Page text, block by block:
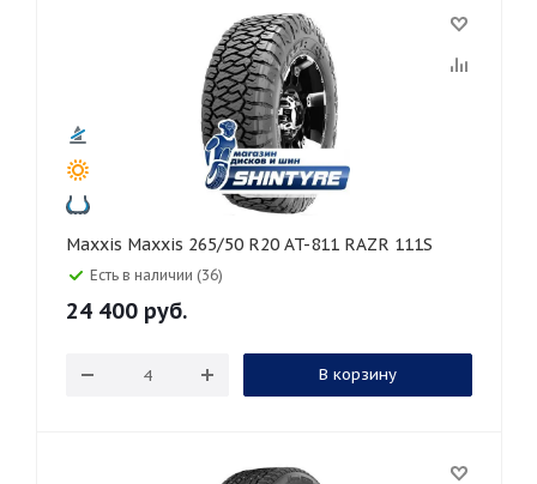
Maxxis Maxxis 265/50 R20 AT-811 RAZR 111S
Есть в наличии (36)
24 400 руб.
В корзину